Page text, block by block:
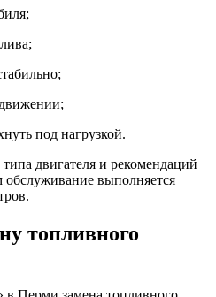
под нагрузкой.
двигателя и рекомендаций
обслуживание выполняется
топливного